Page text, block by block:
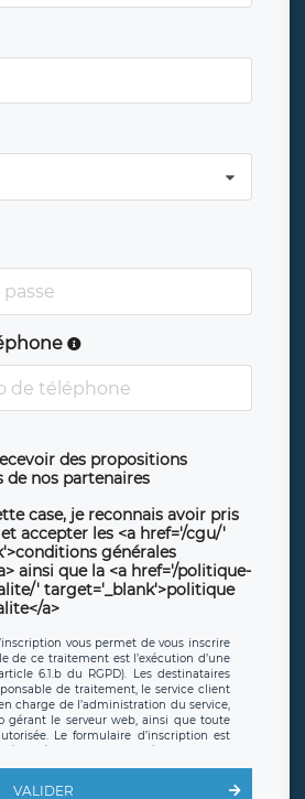
des propositions
nos partenaires
case, je reconnais avoir pris
accepter les <a href='/cgu/'
générales
ainsi que la <a href='/politique-
' target='_blank'>politique
a>
vous permet de vous inscrire
de ce traitement est l’exécution d’une
6.1.b du RGPD). Les destinataires
de traitement, le service client
charge de l’administration du service,
gérant le serveur web, ainsi que toute
Le formulaire d’inscription est
protection conformes au RGPD. Les
VALIDER